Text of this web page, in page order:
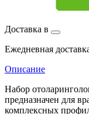
Доставка в
Ежедневная
Описание
Набор
предназначен для
комплексных